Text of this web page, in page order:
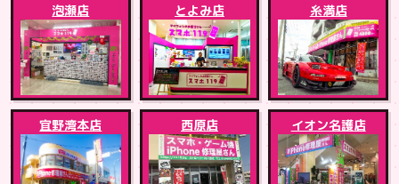
泡瀬店 とよみ店 糸満店
宜野湾本店 西原店 イオン名護店